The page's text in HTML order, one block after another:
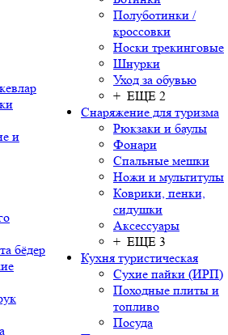
и
бёдер
Полуботинки /
кроссовки
Носки трекинговые
Шнурки
Уход за обувью
+ ЕЩЕ 2
Снаряжение для туризма
Рюкзаки и баулы
Фонари
Спальные мешки
Ножи и мультитулы
Коврики, пенки,
сидушки
Аксессуары
+ ЕЩЕ 3
Кухня туристическая
Сухие пайки (ИРП)
Походные плиты и
топливо
Посуда